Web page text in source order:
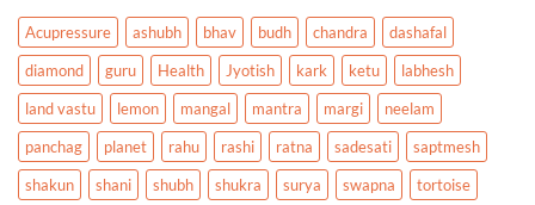
Acupressure ashubh bhav budh chandra
dashafal
diamond
guru Health Jyotish kark ketu
labhesh
land vastu
lemon mangal mantra margi
neelam
panchag
planet rahu rashi ratna sadesati
saptmesh
shakun
shani shubh shukra surya swapna
tortoise